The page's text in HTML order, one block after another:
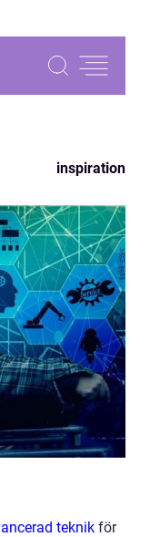
inspiration
teknik för